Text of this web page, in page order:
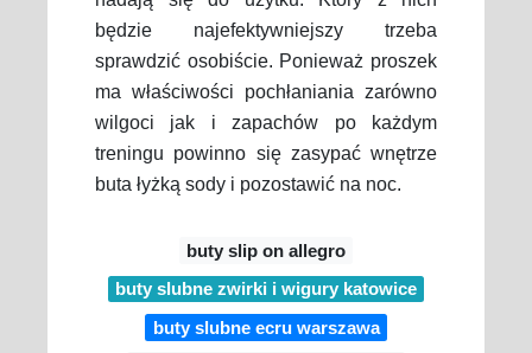
będzie najefektywniejszy trzeba
sprawdzić osobiście. Ponieważ proszek
ma właściwości pochłaniania zarówno
wilgoci jak i zapachów po każdym
treningu powinno się zasypać wnętrze
buta łyżką sody i pozostawić na noc.
buty slip on allegro
buty slubne zwirki i wigury katowice
buty slubne ecru warszawa